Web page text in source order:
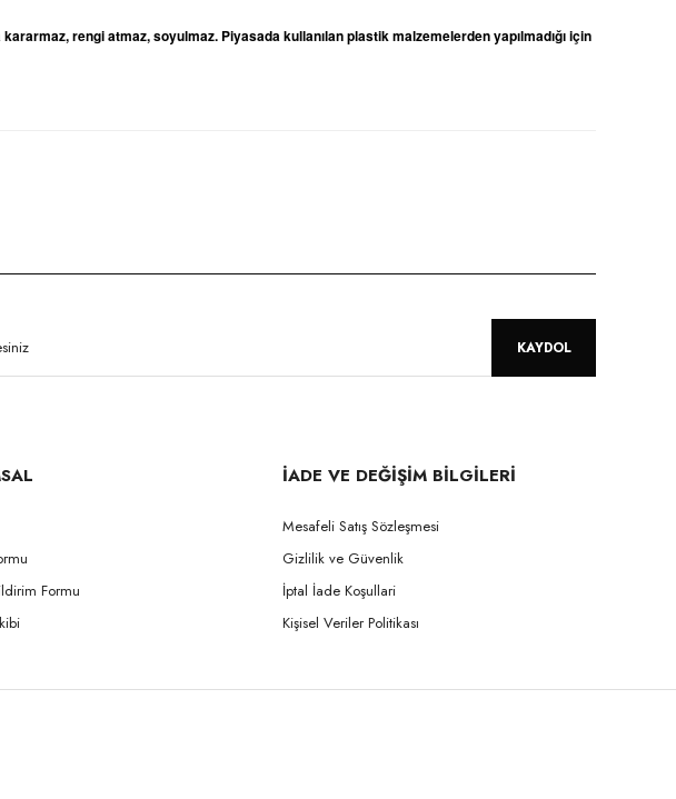
rengi atmaz, soyulmaz. Piyasada kullanılan plastik malzemelerden yapılmadığı için
KAYDOL
Formu
İADE VE DEĞİŞİM BİLGİLERİ
Mesafeli Satış Sözleşmesi
Gizlilik ve Güvenlik
İptal İade Koşullari
Kişisel Veriler Politikası